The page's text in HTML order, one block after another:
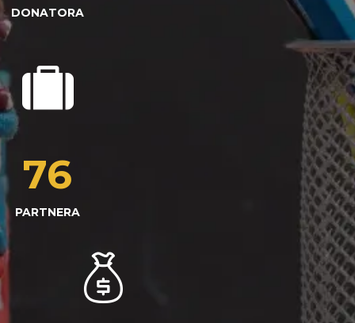
DONATORA
76
PARTNERA